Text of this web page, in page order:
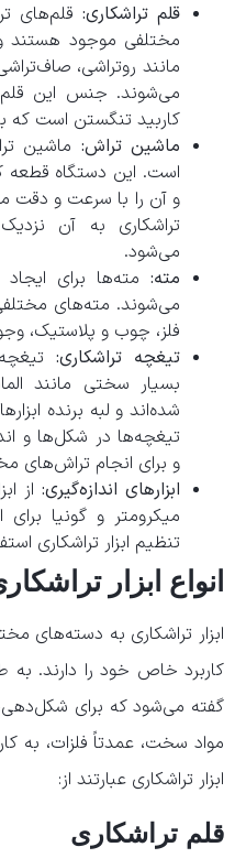
قلم تراشکاری:قلم‌های
مختلفی موجود هستند
مانند روتراشی،
می‌شوند. جنس این
کاربید تنگستن است
ماشین تراش: ماشین
است. این دستگاه قطعه
و آن را با سرعت و دقت
تراشکاری به آن
می‌شود.
مته: مته‌ها برای
می‌شوند. مته‌های
فلز، چوب و پلاستیک،
تیغچه تراشکاری:
بسیار سختی مانند
شده‌اند و لبه برنده
تیغچه‌ها در شکل‌ها و
و برای انجام تراش‌های
ابزارهای اندازه‌گیری: از
میکرومتر و گونیا
تنظیم ابزار تراشکاری
انواع ابزار
ابزار تراشکاری به دسته‌های
کاربرد خاص خود را دارند. به
گفته می‌شود که برای
مواد سخت، عمدتاً فلزات، به
ابزار تراشکاری عبارتند از:
قلم تراشکاری